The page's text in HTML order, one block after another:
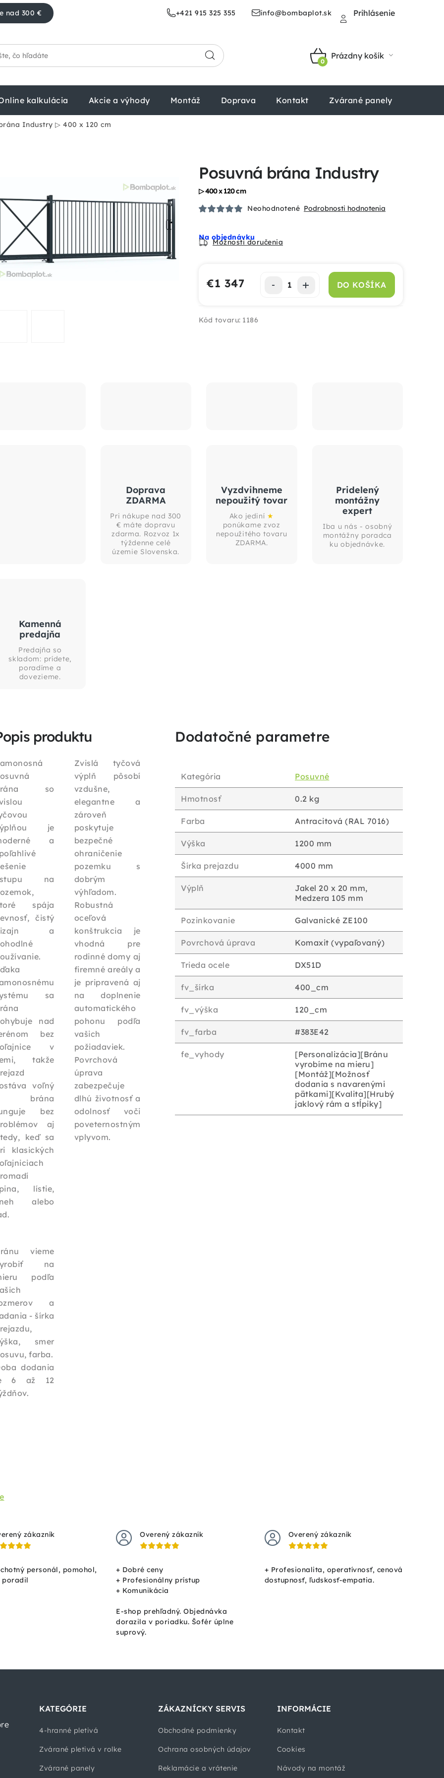
nad 300 € +421 915 325 355 info@bombaplot.sk Prihlásenie
NÁKUPNÝ
Prázdny košík
kalkulácia Akcie a výhody Montáž Doprava Kontakt Zvárané panely
Industry ▷ 400 x 120 cm
Posuvná brána Industry
▷ 400 x 120 cm
Neohodnotené Podrobnosti hodnotenia
Na objednávku
Možnosti doručenia
€1 347 DO KOŠÍKA
Kód tovaru: 1186
Doprava
ZDARMA
Pri nákupe nad 300
€ máte dopravu
zdarma. Rozvoz 1x
týždenne celé
územie Slovenska.
Vyzdvihneme
nepoužitý tovar
Ako jediní ★
ponúkame zvoz
nepoužitého tovaru
ZDARMA.
Pridelený
montážny
expert
Iba u nás - osobný
montážny poradca
ku objednávke.
Kamenná
predajňa
Predajňa so
skladom: prídete,
poradíme a
dovezieme.
produktu
so
je
a
na
spája
čistý
a
sa
nad
bez
v
takže
voľný
brána
bez
aj
keď sa
klasických
lístie,
alebo
Zvislá tyčová
výplň pôsobí
vzdušne,
elegantne a
zároveň
poskytuje
bezpečné
ohraničenie
pozemku s
dobrým
výhľadom.
Robustná
oceľová
konštrukcia je
vhodná pre
rodinné domy aj
firemné areály a
je pripravená aj
na doplnenie
automatického
pohonu podľa
vašich
požiadaviek.
Povrchová
úprava
zabezpečuje
dlhú životnosť a
odolnosť voči
poveternostným
vplyvom.
vieme
na
podľa
a
- šírka
smer
farba.
dodania
6 až 12
Dodatočné parametre
Kategória Posuvné
Hmotnosť 0.2 kg
Farba Antracitová (RAL 7016)
Výška 1200 mm
Šírka prejazdu 4000 mm
Výplň
Jakel 20 x 20 mm,
Medzera 105 mm
Pozinkovanie Galvanické ZE100
Povrchová úprava Komaxit (vypaľovaný)
Trieda ocele DX51D
fv_šírka 400_cm
fv_výška 120_cm
fv_farba #383E42
fe_vyhody
[Personalizácia][Bránu
vyrobíme na mieru]
[Montáž][Možnosť
dodania s navarenými
pätkami][Kvalita][Hrubý
jaklový rám a stĺpiky]
zákazník
personál, pomohol,
poradil
Overený zákazník
+ Dobré ceny
+ Profesionálny prístup
+ Komunikácia
E-shop prehľadný. Objednávka
dorazila v poriadku. Šofér úplne
suprový.
Overený zákazník
+ Profesionalita, operatívnosť, cenová
dostupnosť, ľudskosť-empatia.
KATEGÓRIE
4-hranné pletivá
Zvárané pletivá v rolke
Zvárané panely
ZÁKAZNÍCKY SERVIS
Obchodné podmienky
Ochrana osobných údajov
Reklamácie a vrátenie
INFORMÁCIE
Kontakt
Cookies
Návody na montáž